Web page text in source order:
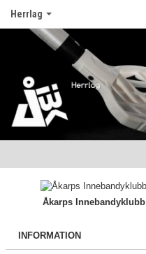
Herrlag
Kalender
Åkarps Innebandyklubb
INFORMATION